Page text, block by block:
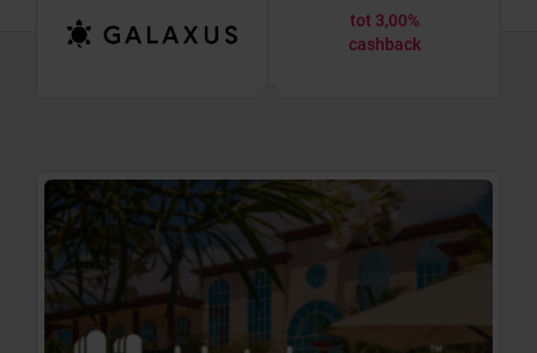
tot 3,00%
cashback